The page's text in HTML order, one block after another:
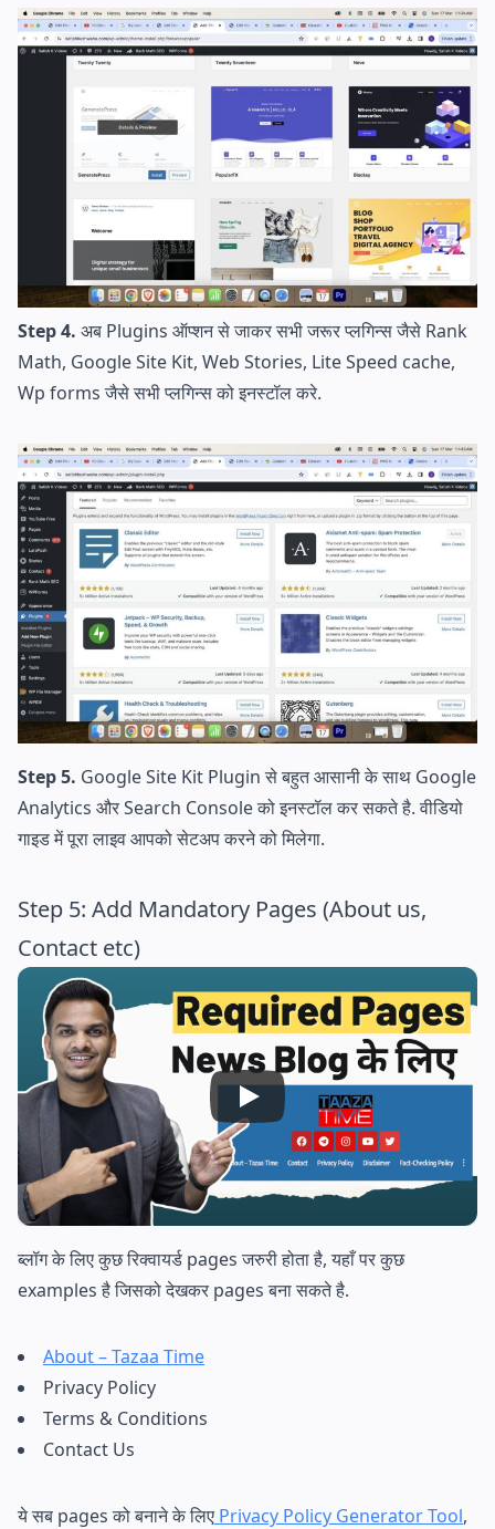
Step 4. अब Plugins ऑप्शन से जाकर सभी जरूर प्लगिन्स जैसे Rank
Math, Google Site Kit, Web Stories, Lite Speed cache,
Wp forms जैसे सभी प्लगिन्स को इनस्टॉल करे.
Step 5. Google Site Kit Plugin से बहुत आसानी के साथ Google
Analytics और Search Console को इनस्टॉल कर सकते है. वीडियो
गाइड में पूरा लाइव आपको सेटअप करने को मिलेगा.
Step 5: Add Mandatory Pages (About us,
Contact etc)
ब्लॉग के लिए कुछ रिक्वायर्ड pages जरुरी होता है, यहाँ पर कुछ
examples है जिसको देखकर pages बना सकते है.
About – Tazaa Time
Privacy Policy
Terms & Conditions
Contact Us
ये सब pages को बनाने के लिए Privacy Policy Generator Tool,